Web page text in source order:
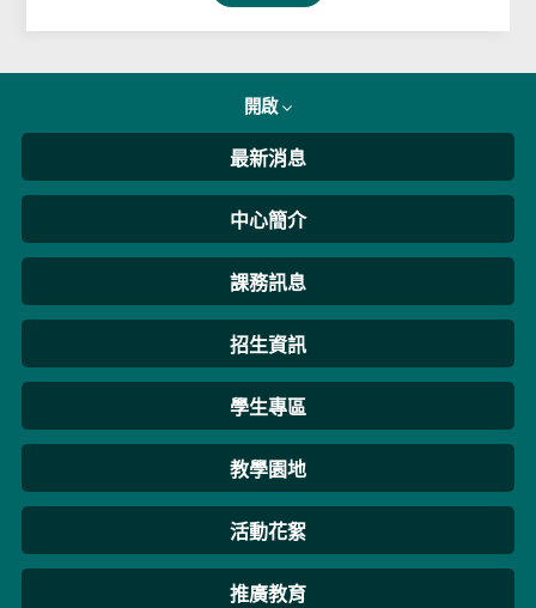
開啟
最新消息
中心簡介
課務訊息
招生資訊
學生專區
教學園地
活動花絮
推廣教育